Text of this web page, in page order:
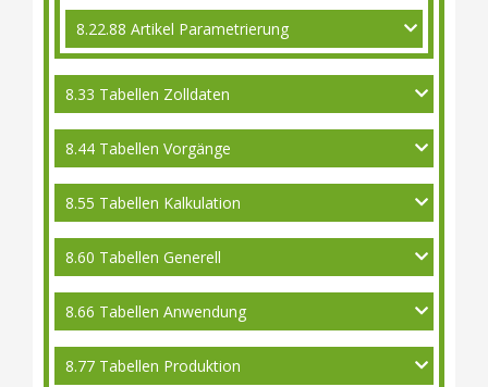
8.22.88 Artikel Parametrierung
8.33 Tabellen Zolldaten
8.44 Tabellen Vorgänge
8.55 Tabellen Kalkulation
8.60 Tabellen Generell
8.66 Tabellen Anwendung
8.77 Tabellen Produktion